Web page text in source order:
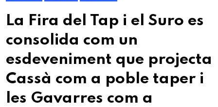
La Fira del Tap i el Suro es
consolida com un
esdeveniment que projecta
Cassà com a poble taper i
les Gavarres com a